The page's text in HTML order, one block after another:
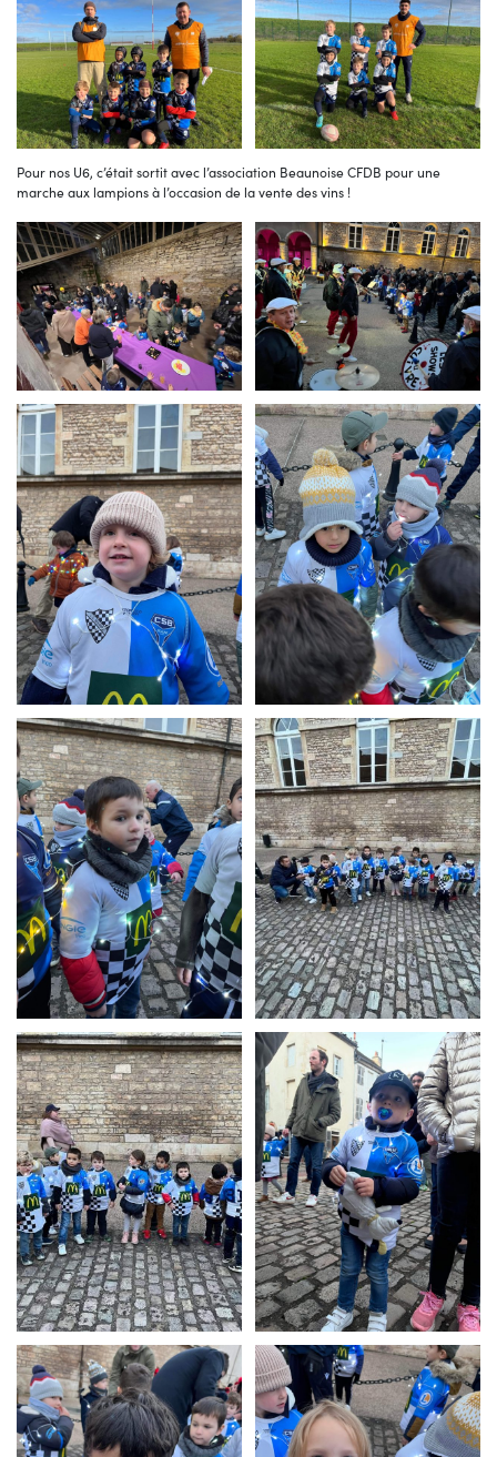
Pour nos U6, c’était sortit avec l’association Beaunoise CFDB pour une
marche aux lampions à l’occasion de la vente des vins !